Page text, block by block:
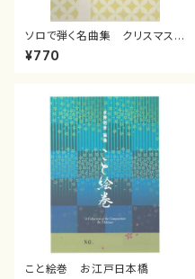
ソロで弾く名曲集 クリスマス・
イブ／恋人がサンタクロース(
箏独奏 /大平光美 編曲/楽
¥770
こと絵巻 お江戸日本橋